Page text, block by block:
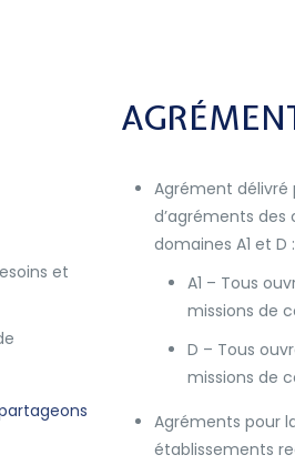
et
Agrément délivré
d’agréments
domaines A1 et D :
A1 – Tous
missions de
D – Tous
missions de
Agréments pour
établissements